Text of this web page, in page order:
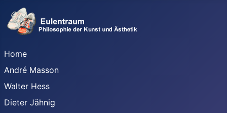
Home
André Masson
Walter Hess
Dieter Jähnig